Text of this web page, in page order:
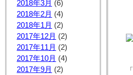
2018年3月 (6)
2018年2月 (4)
2018年1月 (2)
2017年12月 (2)
2017年11月 (2)
2017年10月 (4)
2017年9月 (2)
「